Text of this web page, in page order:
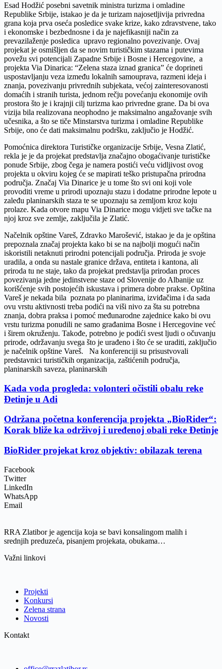
Esad Hodžić posebni savetnik ministra turizma i omladine
Republike Srbije, istakao je da je turizam najosetljivija privredna
grana koja prva oseća posledice svake krize, kako zdravstvene, tako
i ekonomske i bezbednosne i da je najefikasniji način za
prevazilaženje posledica upravo regionalno povezivanje. Ovaj
projekat je osmišljen da se novim turističkim stazama i putevima
povežu svi potencijali Zapadne Srbije i Bosne i Hercegovine, a
projekta Via Dinarica: “Zelena staza iznad granica” će doprineti
uspostavljanju veza između lokalnih samouprava, razmeni ideja i
znanja, povezivanju privrednih subjekata, većoj zainteresovanosti
domaćih i stranih turista, jednom rečju povećanju ekonomije ovih
prostora što je i krajnji cilj turizma kao privredne grane. Da bi ova
vizija bila realizovana neophodno je maksimalno angažovanje svih
učesnika, a što se tiče Minstarstva turizma i omladine Republike
Srbije, ono će dati maksimalnu podršku, zaključio je Hodžić.
Pomoćnica direktora Turističke organizacije Srbije, Vesna Zlatić,
rekla je je da projekat predstavlja značajno obogaćivanje turističke
ponude Srbije, zbog čega je namera postići veću vidljivost ovog
projekta u okviru kojeg će se mapirati teško pristupačna prirodna
područja. Značaj Via Dinarice je u tome što svi oni koji vole
provoditi vreme u prirodi upoznaju stazu i dodatne prirodne lepote u
zaleđu planinarskih staza te se upoznaju sa zemljom kroz koju
prolaze. Kada otvore mapu Via Dinarice mogu vidjeti sve tačke na
njoj kroz sve zemlje, zaključila je Zlatić.
Načelnik opštine Vareš, Zdravko Marošević, istakao je da je opština
prepoznala značaj projekta kako bi se na najbolji mogući način
iskoristili netaknuti prirodni potencijali područja. Priroda je svoje
uradila, a onda su nastale granice država, entiteta i kantona, ali
priroda tu ne staje, tako da projekat predstavlja prirodan proces
povezivanja jedne jedinstvene staze od Slovenije do Albanije uz
korišćenje svih postojećih iskustava i primera dobre prakse. Opština
Vareš je nekada bila poznata po planinarima, izviđačima i da sada
ovu vrstu aktivnosti treba podići na viši nivo za šta su potrebna
znanja, dobra praksa i pomoć međunarodne zajednice kako bi ovu
vrstu turizma ponudili ne samo građanima Bosne i Hercegovine već
i širem okruženju. Takođe, potrebno je podići svest ljudi o očuvanju
prirode, održavanju svega što je urađeno i što će se uraditi, zaključio
je načelnik opštine Vareš. Na konferenciji su prisustvovali
predstavnici turističkih organizacija, zaštićenih područja,
planinarskih saveza, planinarskih
Kada voda progleda: volonteri očistili obalu reke
Đetinje u Adi
Održana početna konferencija projekta „BioRider“:
Korak bliže ka održivoj i uređenoj obali reke Đetinje
BioRider projekat kroz objektiv: obilazak terena
Facebook
Twitter
LinkedIn
WhatsApp
Email
RRA Zlatibor je agencija koja se bavi konsalingom malih i
srednjih preduzeća, pisanjem projekata, obukama…
Važni linkovi
Projekti
Konkursi
Zelena strana
Novosti
Kontakt